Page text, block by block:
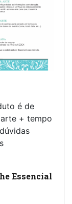
é de
+ tempo
Essencial